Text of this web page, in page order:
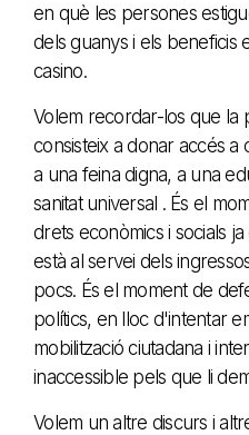
en què les persones
dels guanys i els beneficis
casino.
Volem recordar-los que la
consisteix a donar accés
a una feina digna, a una
sanitat universal . És el
drets econòmics i socials
està al servei dels
pocs. És el moment de
polítics, en lloc d'intentar
mobilització ciutadana i
inaccessible pels que li
Volem un altre discurs i